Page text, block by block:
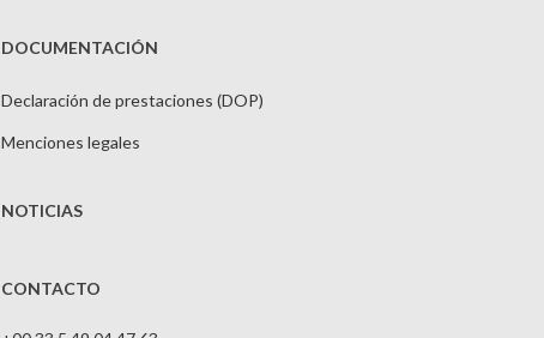
DOCUMENTACIÓN
Declaración de prestaciones (DOP)
Menciones legales
NOTICIAS
CONTACTO